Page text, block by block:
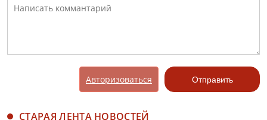
Авторизоваться Отправить
СТАРАЯ ЛЕНТА НОВОСТЕЙ